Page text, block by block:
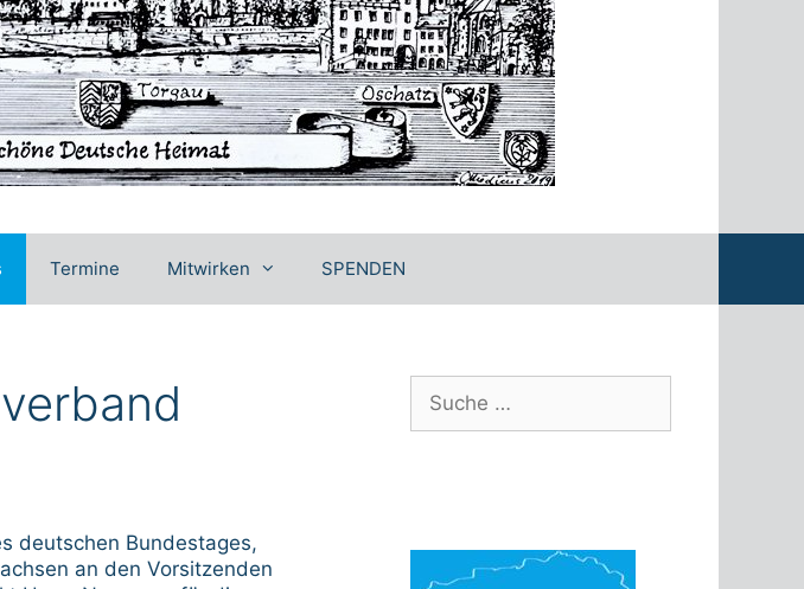
Termine Mitwirken SPENDEN
deutschen Bundestages,
an den Vorsitzenden
nach: